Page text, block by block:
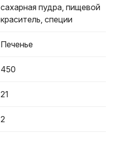
сахарная пудра, пищевой
краситель, специи
Печенье
450
21
2